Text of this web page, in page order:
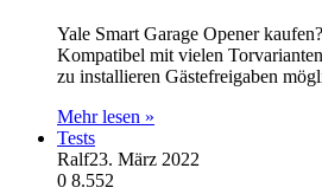
Yale Smart Garage Opener
Kompatibel mit vielen
zu installieren Gästefreigaben
Mehr lesen »
Tests
Ralf23. März 2022
0 8.552